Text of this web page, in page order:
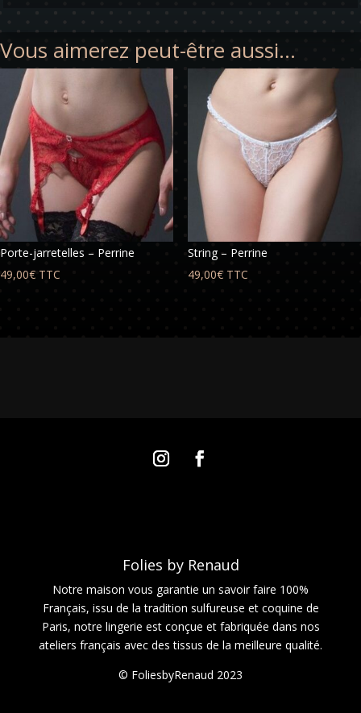
Vous aimerez peut-être aussi…
Porte-jarretelles – Perrine
49,00€ TTC
String – Perrine
49,00€ TTC
Folies by Renaud
Notre maison vous garantie un savoir faire 100%
Français, issu de la tradition sulfureuse et coquine de
Paris, notre lingerie est conçue et fabriquée dans nos
ateliers français avec des tissus de la meilleure qualité.
© FoliesbyRenaud 2023